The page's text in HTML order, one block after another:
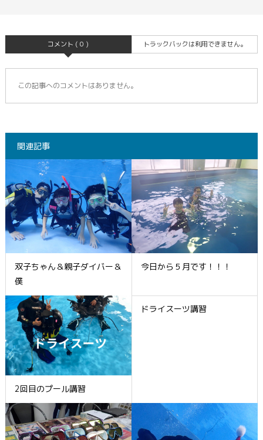
コメント ( 0 ) トラックバックは利用できません。
この記事へのコメントはありません。
関連記事
双子ちゃん＆親子ダイバー＆
僕
今日から５月です！！！
2回目のプール講習
ドライスーツ講習